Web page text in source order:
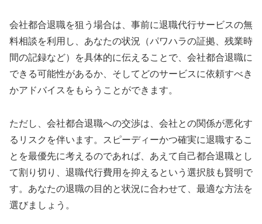
会社都合退職を狙う場合は、事前に退職代行サービスの無
料相談を利用し、あなたの状況（パワハラの証拠、残業時
間の記録など）を具体的に伝えることで、会社都合退職に
できる可能性があるか、そしてどのサービスに依頼すべき
かアドバイスをもらうことができます。
ただし、会社都合退職への交渉は、会社との関係が悪化す
るリスクを伴います。スピーディーかつ確実に退職するこ
とを最優先に考えるのであれば、あえて自己都合退職とし
て割り切り、退職代行費用を抑えるという選択肢も賢明で
す。あなたの退職の目的と状況に合わせて、最適な方法を
選びましょう。